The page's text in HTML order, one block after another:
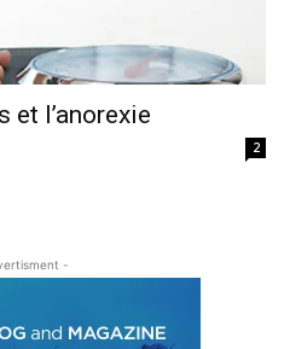
et l’anorexie
2
-